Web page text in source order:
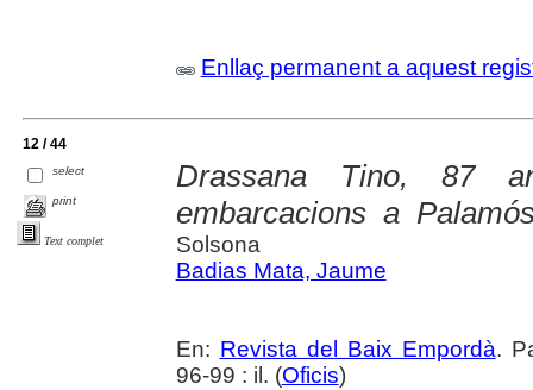
Enllaç permanent a aquest
12 / 44
select
print
Text complet
Drassana Tino, 87
embarcacions a
Solsona
Badias Mata, Jaume
En: Revista del Baix Empordà.
96-99 : il. (Oficis)